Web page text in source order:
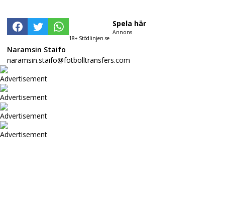
18+ Stödlinjen.se
Spela här
Annons
Naramsin Staifo
naramsin.staifo@fotbolltransfers.com